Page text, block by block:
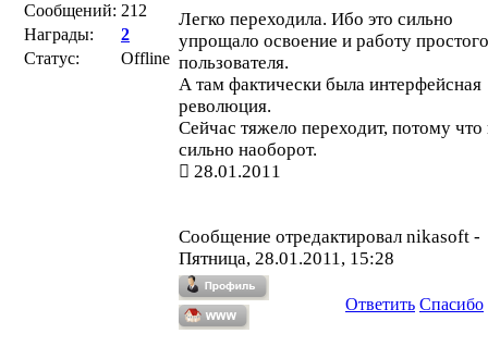
Сообщений: 212
Награды:
2
Статус:
Offline
Легко переходила. Ибо это сильно
упрощало освоение и работу простого
пользователя.
А там фактически была интерфейсная
революция.
Сейчас тяжело переходит, потому что
сильно наоборот.
28.01.2011
Сообщение отредактировал nikasoft -
Пятница, 28.01.2011, 15:28
Ответить Спасибо